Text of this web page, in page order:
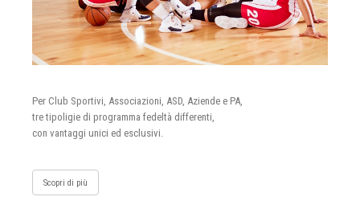
Per Club Sportivi, Associazioni, ASD, Aziende e PA,
tre tipoligie di programma fedeltà differenti,
con vantaggi unici ed esclusivi.
Scopri di più